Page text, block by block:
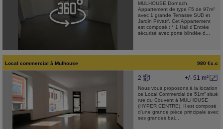
MULHOUSE Dornach,
Appartement de type F5 de 97m²
avec 1 grande Terrasse SUD et
Jardin Privatif. Cet Appartement
est composé : * 1 Hall d'Entrée
sécurisé avec porte blindée d...
Local commercial à Mulhouse 980 €c.c
+/- 51 m²
2
Nous vous proposons à la location
ce Local Commercial de 51m² situé
rue du Couvent à MULHOUSE
(HYPER CENTRE). Il est composé
d'une grande pièce principale avec
ses grandes bai...